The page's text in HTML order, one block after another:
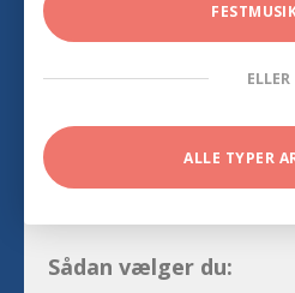
ELLER
ALLE TYPER
Sådan vælger du: